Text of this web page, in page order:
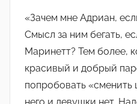
«Зачем мне Адриан,
Смысл за ним бегать,
Маринетт? Тем более,
красивый и добрый
попробовать «сменить